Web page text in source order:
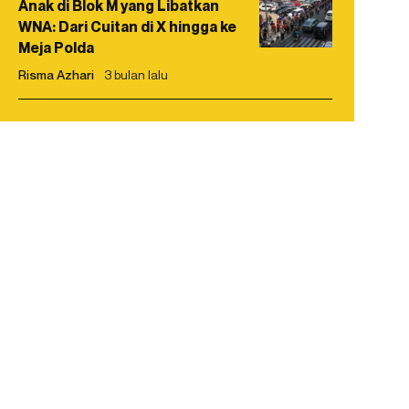
Anak di Blok M yang Libatkan
WNA: Dari Cuitan di X hingga ke
Meja Polda
Risma Azhari 3 bulan lalu